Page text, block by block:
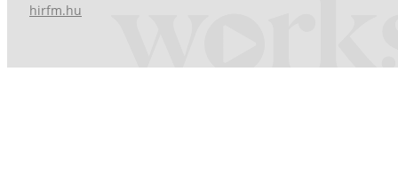
hirfm.hu